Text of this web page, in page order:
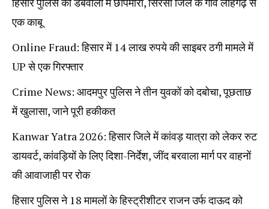
एक काबू
Online Fraud: हिसार में 14 लाख रुपये की साइबर ठगी मामले में
UP से एक गिरफ्तार
Crime News: आदमपुर पुलिस ने तीन युवकों को दबोचा, पूछताछ
में खुलासा, जाने पूरी हकीकत
Kanwar Yatra 2026: हिसार जिले में कांवड़ यात्रा को लेकर रुट
डायवर्ट, कांवड़ियों के लिए दिशा-निर्देश, जींद बरवाला मार्ग पर वाहनों
की आवाजाही पर रोक
हिसार पुलिस ने 18 मामलों के हिस्ट्रीशीटर राजन उर्फ दाऊद को